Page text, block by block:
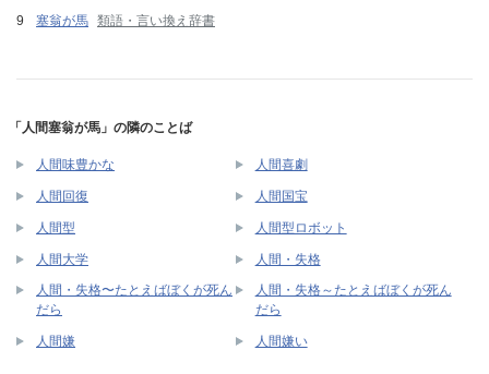
塞翁が馬 類語・言い換え辞書
「人間塞翁が馬」の隣のことば
人間味豊かな 人間喜劇
人間回復 人間国宝
人間型 人間型ロボット
人間大学
人間・失格
人間・失格〜たとえばぼくが死ん
だら
人間・失格～たとえばぼくが死ん
だら
人間嫌 人間嫌い